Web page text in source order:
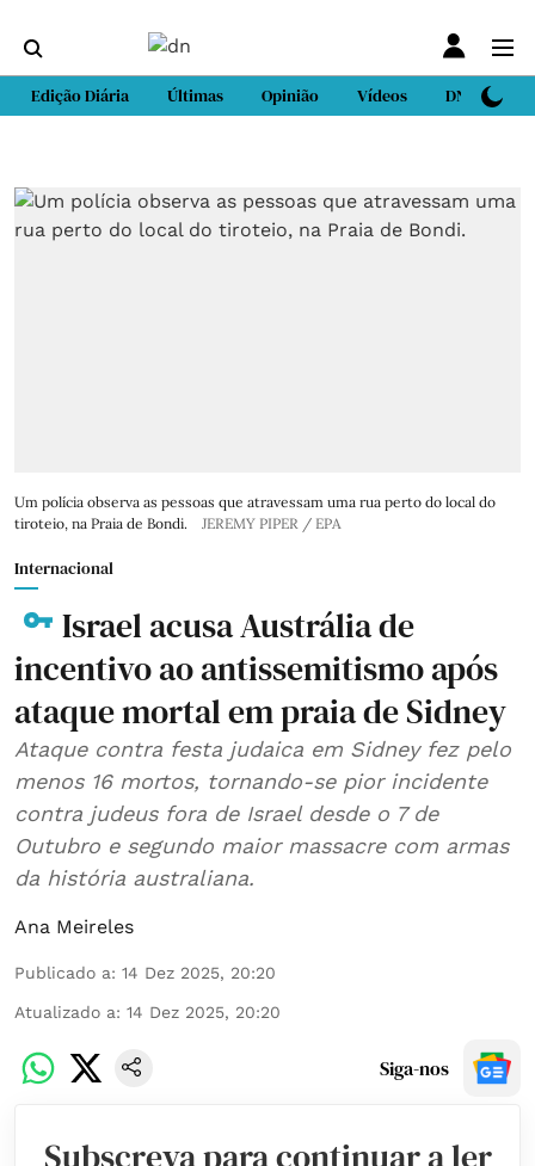
Edição Diária Últimas Opinião Vídeos DN Sport
Um polícia observa as pessoas que atravessam uma rua perto do local do
tiroteio, na Praia de Bondi.
JEREMY PIPER / EPA
Internacional
Israel acusa Austrália de
incentivo ao antissemitismo após
ataque mortal em praia de Sidney
Ataque contra festa judaica em Sidney fez pelo
menos 16 mortos, tornando-se pior incidente
contra judeus fora de Israel desde o 7 de
Outubro e segundo maior massacre com armas
da história australiana.
Ana Meireles
Publicado a: 14 Dez 2025, 20:20
Atualizado a: 14 Dez 2025, 20:20
Siga-nos
Subscreva para continuar a ler